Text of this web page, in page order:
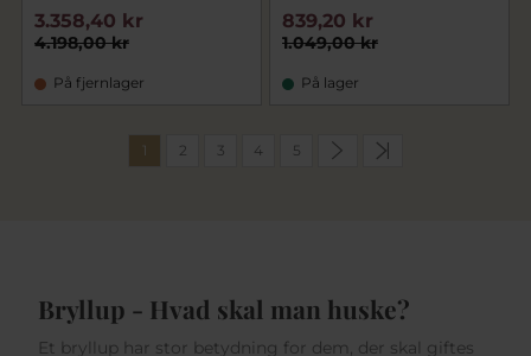
4.198,00 kr
3.358,40 kr
På fjernlager
1.049,00 kr
839,20 kr
På lager
1 2 3 4 5
Bryllup - Hvad skal man huske?
Et bryllup har stor betydning for dem, der skal giftes